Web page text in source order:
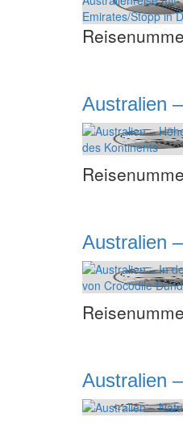
Australien
Australien
Australien